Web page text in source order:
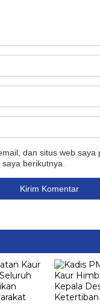
dan situs web saya
berikutnya.